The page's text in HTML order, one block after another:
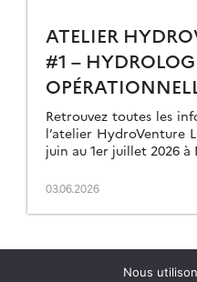
ATELIER
#1 –
Retrouvez toutes les
l’atelier HydroVenture
juin au 1er juillet 2026
03.06.2026
Nous